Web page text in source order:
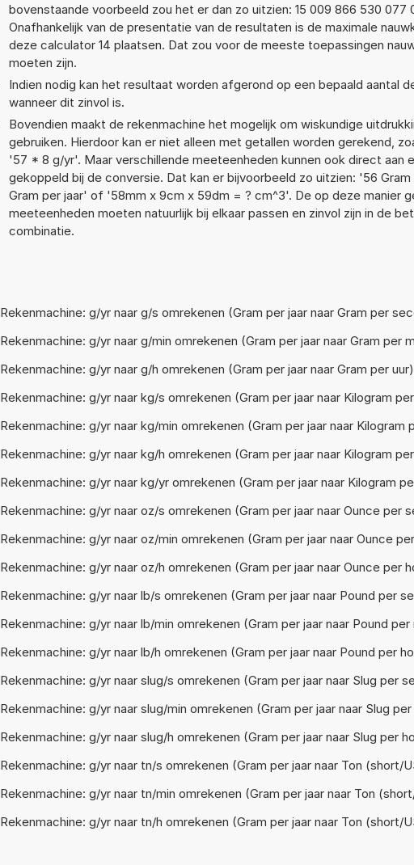
bovenstaande voorbeeld zou het er dan zo uitzien: 15 009 866 530 077
Onafhankelijk van de presentatie van de resultaten is de maximale
deze calculator 14 plaatsen. Dat zou voor de meeste toepassingen
moeten zijn.
Indien nodig kan het resultaat worden afgerond op een bepaald aantal
wanneer dit zinvol is.
Bovendien maakt de rekenmachine het mogelijk om wiskundige
gebruiken. Hierdoor kan er niet alleen met getallen worden gerekend,
'57 * 8 g/yr'. Maar verschillende meeteenheden kunnen ook direct aan
gekoppeld bij de conversie. Dat kan er bijvoorbeeld zo uitzien: '56 Gram
Gram per jaar' of '58mm x 9cm x 59dm = ? cm^3'. De op deze manier
meeteenheden moeten natuurlijk bij elkaar passen en zinvol zijn in de
combinatie.
Rekenmachine: g/yr naar g/s omrekenen (Gram per jaar naar Gram per
Rekenmachine: g/yr naar g/min omrekenen (Gram per jaar naar Gram per
Rekenmachine: g/yr naar g/h omrekenen (Gram per jaar naar Gram per uur)
Rekenmachine: g/yr naar kg/s omrekenen (Gram per jaar naar Kilogram
Rekenmachine: g/yr naar kg/min omrekenen (Gram per jaar naar Kilogram
Rekenmachine: g/yr naar kg/h omrekenen (Gram per jaar naar Kilogram
Rekenmachine: g/yr naar kg/yr omrekenen (Gram per jaar naar Kilogram
Rekenmachine: g/yr naar oz/s omrekenen (Gram per jaar naar Ounce per
Rekenmachine: g/yr naar oz/min omrekenen (Gram per jaar naar Ounce
Rekenmachine: g/yr naar oz/h omrekenen (Gram per jaar naar Ounce per
Rekenmachine: g/yr naar lb/s omrekenen (Gram per jaar naar Pound per
Rekenmachine: g/yr naar lb/min omrekenen (Gram per jaar naar Pound per
Rekenmachine: g/yr naar lb/h omrekenen (Gram per jaar naar Pound per
Rekenmachine: g/yr naar slug/s omrekenen (Gram per jaar naar Slug per
Rekenmachine: g/yr naar slug/min omrekenen (Gram per jaar naar Slug
Rekenmachine: g/yr naar slug/h omrekenen (Gram per jaar naar Slug per
Rekenmachine: g/yr naar tn/s omrekenen (Gram per jaar naar Ton (short/
Rekenmachine: g/yr naar tn/min omrekenen (Gram per jaar naar Ton
Rekenmachine: g/yr naar tn/h omrekenen (Gram per jaar naar Ton (short/